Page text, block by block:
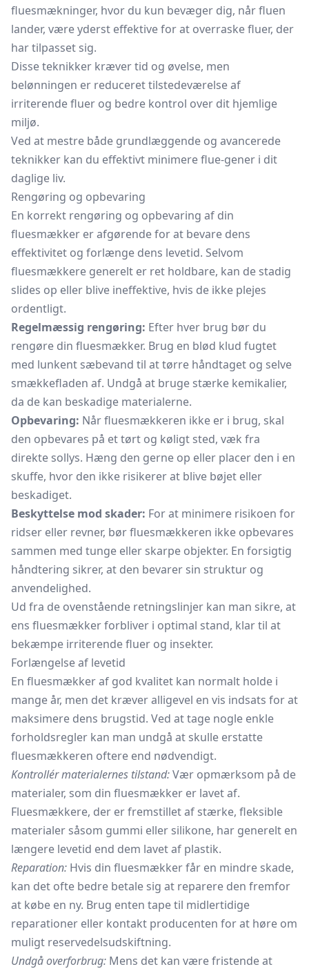
fluesmækninger, hvor du kun bevæger dig, når fluen
lander, være yderst effektive for at overraske fluer, der
har tilpasset sig.
Disse teknikker kræver tid og øvelse, men
belønningen er reduceret tilstedeværelse af
irriterende fluer og bedre kontrol over dit hjemlige
miljø.
Ved at mestre både grundlæggende og avancerede
teknikker kan du effektivt minimere flue-gener i dit
daglige liv.
Rengøring og opbevaring
En korrekt rengøring og opbevaring af din
fluesmækker er afgørende for at bevare dens
effektivitet og forlænge dens levetid. Selvom
fluesmækkere generelt er ret holdbare, kan de stadig
slides op eller blive ineffektive, hvis de ikke plejes
ordentligt.
Regelmæssig rengøring: Efter hver brug bør du
rengøre din fluesmækker. Brug en blød klud fugtet
med lunkent sæbevand til at tørre håndtaget og selve
smækkefladen af. Undgå at bruge stærke kemikalier,
da de kan beskadige materialerne.
Opbevaring: Når fluesmækkeren ikke er i brug, skal
den opbevares på et tørt og køligt sted, væk fra
direkte sollys. Hæng den gerne op eller placer den i en
skuffe, hvor den ikke risikerer at blive bøjet eller
beskadiget.
Beskyttelse mod skader: For at minimere risikoen for
ridser eller revner, bør fluesmækkeren ikke opbevares
sammen med tunge eller skarpe objekter. En forsigtig
håndtering sikrer, at den bevarer sin struktur og
anvendelighed.
Ud fra de ovenstående retningslinjer kan man sikre, at
ens fluesmækker forbliver i optimal stand, klar til at
bekæmpe irriterende fluer og insekter.
Forlængelse af levetid
En fluesmækker af god kvalitet kan normalt holde i
mange år, men det kræver alligevel en vis indsats for at
maksimere dens brugstid. Ved at tage nogle enkle
forholdsregler kan man undgå at skulle erstatte
fluesmækkeren oftere end nødvendigt.
Kontrollér materialernes tilstand:Vær opmærksom på de
materialer, som din fluesmækker er lavet af.
Fluesmækkere, der er fremstillet af stærke, fleksible
materialer såsom gummi eller silikone, har generelt en
længere levetid end dem lavet af plastik.
Reparation: Hvis din fluesmækker får en mindre skade,
kan det ofte bedre betale sig at reparere den fremfor
at købe en ny. Brug enten tape til midlertidige
reparationer eller kontakt producenten for at høre om
muligt reservedelsudskiftning.
Undgå overforbrug: Mens det kan være fristende at